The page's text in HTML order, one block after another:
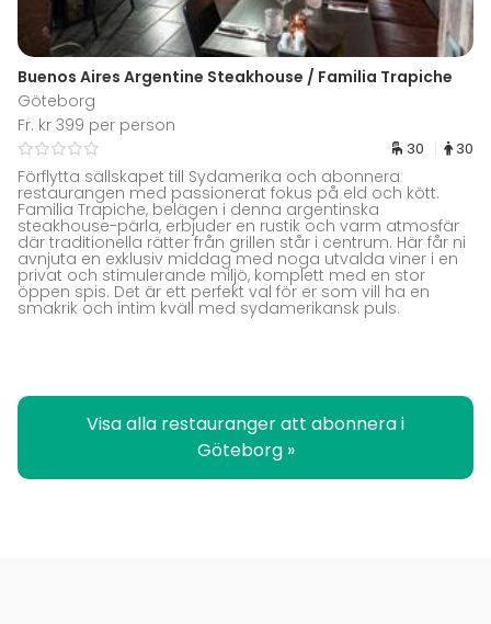
Buenos Aires Argentine Steakhouse / Familia Trapiche
Göteborg
Fr. kr 399 per person
30 30
Förflytta sällskapet till Sydamerika och abonnera
restaurangen med passionerat fokus på eld och kött.
Familia Trapiche, belägen i denna argentinska
steakhouse-pärla, erbjuder en rustik och varm atmosfär
där traditionella rätter från grillen står i centrum. Här får ni
avnjuta en exklusiv middag med noga utvalda viner i en
privat och stimulerande miljö, komplett med en stor
öppen spis. Det är ett perfekt val för er som vill ha en
smakrik och intim kväll med sydamerikansk puls.
Visa alla restauranger att abonnera i
Göteborg »